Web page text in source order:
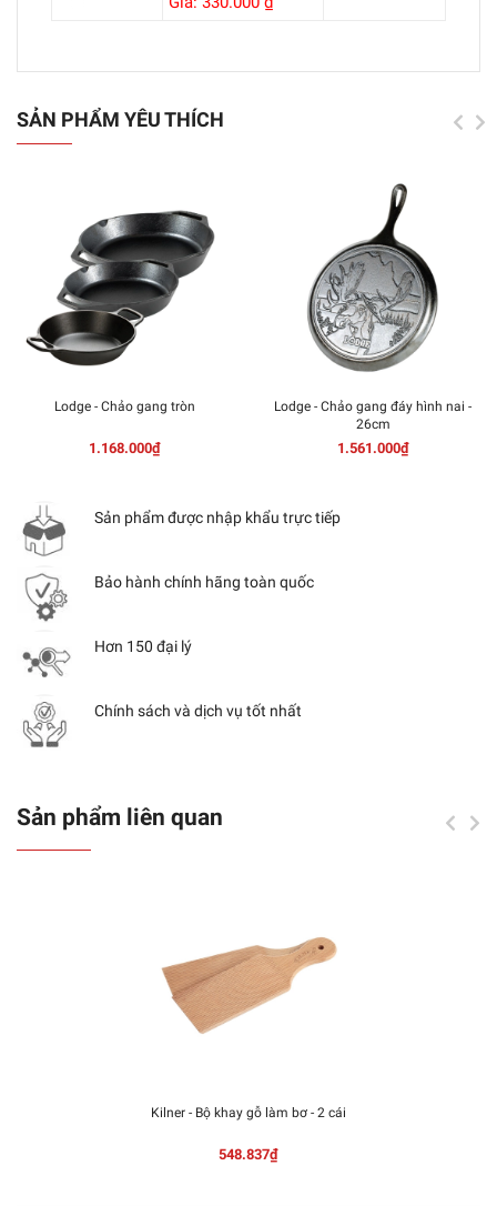
SẢN PHẨM YÊU THÍCH
Lodge - Chảo gang tròn
1.168.000₫
Lodge - Chảo gang đáy hình nai -
26cm
1.561.000₫
Sản phẩm được nhập khẩu trực tiếp
Bảo hành chính hãng toàn quốc
Hơn 150 đại lý
Chính sách và dịch vụ tốt nhất
Sản phẩm liên quan
Kilner - Bộ khay gỗ làm bơ - 2 cái
548.837₫